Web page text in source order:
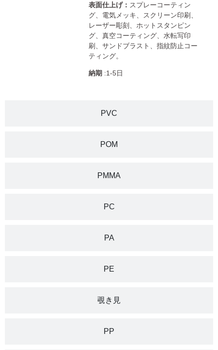
PVC
POM
PMMA
PC
PA
PE
覗き見
PP
表面仕上げ： スプレーコーティン
グ、電気メッキ、スクリーン印刷、
レーザー彫刻、ホットスタンピン
グ、真空コーティング、水転写印
刷、サンドブラスト、指紋防止コー
ティング。
納期 :1-5日